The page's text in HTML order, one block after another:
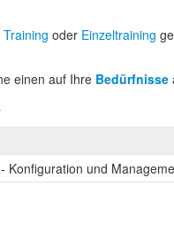
oder Einzeltraining
einen auf Ihre Bedürfnisse
Konfiguration und